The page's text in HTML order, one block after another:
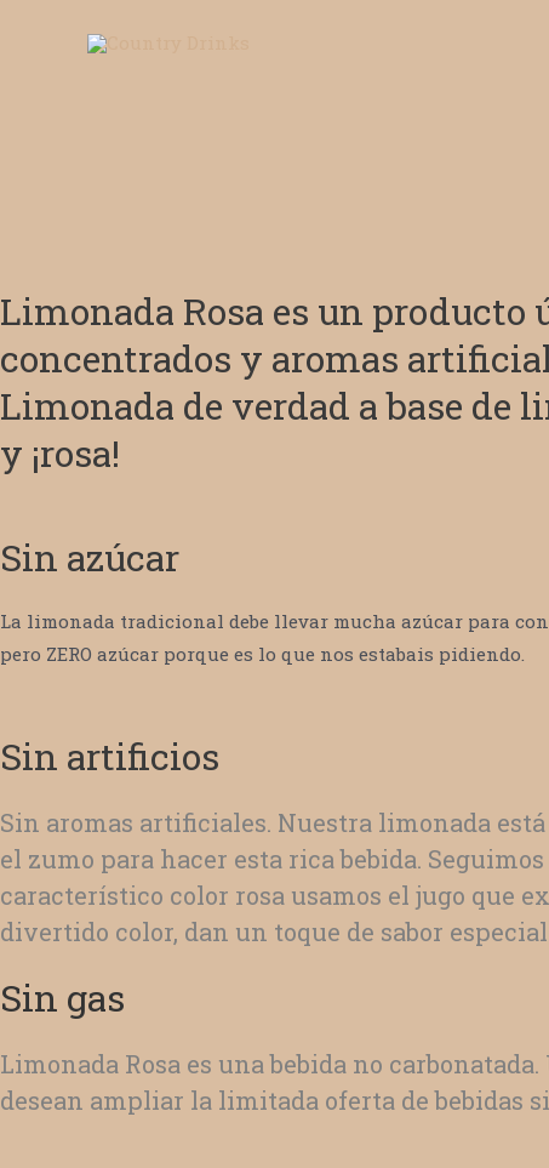
Limonada Rosa es un producto
concentrados y aromas
Limonada de verdad a base de
y ¡rosa!
Sin azúcar
La limonada tradicional debe llevar mucha azúcar para
pero ZERO azúcar porque es lo que nos estabais pidiendo.
Sin artificios
Sin aromas artificiales. Nuestra limonada
el zumo para hacer esta rica bebida.
característico color rosa usamos el jugo que
divertido color, dan un toque de sabor
Sin gas
Limonada Rosa es una bebida no
desean ampliar la limitada oferta de bebidas